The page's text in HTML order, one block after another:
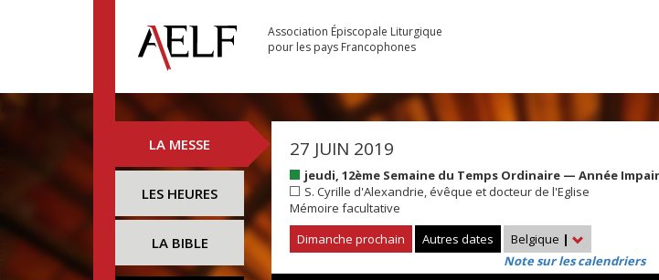
Association Épiscopale Liturgique
pour les pays Francophones
LA MESSE
LES HEURES
LA BIBLE
27 JUIN 2019
jeudi, 12ème Semaine du Temps Ordinaire — Année
S. Cyrille d'Alexandrie, évêque et docteur de l'Eglise
Mémoire facultative
Dimanche prochain
Autres dates Belgique |
Note sur les calendriers